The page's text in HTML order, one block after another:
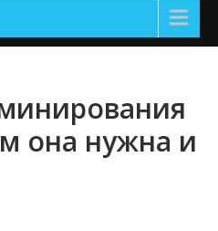
она нужна и